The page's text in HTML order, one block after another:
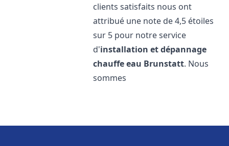
clients satisfaits nous ont
attribué une note de 4,5 étoiles
sur 5 pour notre service
d'installation et dépannage
chauffe eau Brunstatt. Nous
sommes